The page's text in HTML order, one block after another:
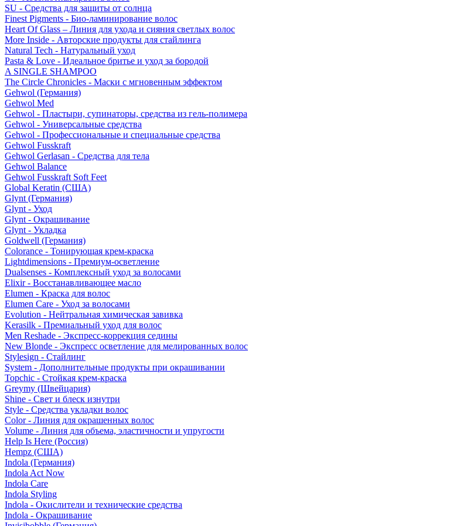
SU - Средства для защиты от солнца
Finest Pigments - Био-ламинирование волос
Heart Of Glass – Линия для ухода и сияния светлых волос
More Inside - Авторские продукты для стайлинга
Natural Tech - Натуральный уход
Pasta & Love - Идеальное бритье и уход за бородой
A SINGLE SHAMPOO
The Circle Chronicles - Маски с мгновенным эффектом
Gehwol (Германия)
Gehwol Med
Gehwol - Пластыри, супинаторы, средства из гель-полимера
Gehwol - Универсальные средства
Gehwol - Профессиональные и специальные средства
Gehwol Fusskraft
Gehwol Gerlasan - Средства для тела
Gehwol Balance
Gehwol Fusskraft Soft Feet
Global Keratin (США)
Glynt (Германия)
Glynt - Уход
Glynt - Окрашивание
Glynt - Укладка
Goldwell (Германия)
Colorance - Тонирующая крем-краска
Lightdimensions - Премиум-осветление
Dualsenses - Комплексный уход за волосами
Elixir - Восстанавливающее масло
Elumen - Краска для волос
Elumen Care - Уход за волосами
Evolution - Нейтральная химическая завивка
Kerasilk - Премиальный уход для волос
Men Reshade - Экспресс-коррекция седины
New Blonde - Экспресс осветление для мелированных волос
Stylesign - Стайлинг
System - Дополнительные продукты при окрашивании
Topchic - Стойкая крем-краска
Greymy (Швейцария)
Shine - Свет и блеск изнутри
Style - Средства укладки волос
Color - Линия для окрашенных волос
Volume - Линия для объема, эластичности и упругости
Help Is Here (Россия)
Hempz (США)
Indola (Германия)
Indola Act Now
Indola Care
Indola Styling
Indola - Окислители и технические средства
Indola - Окрашивание